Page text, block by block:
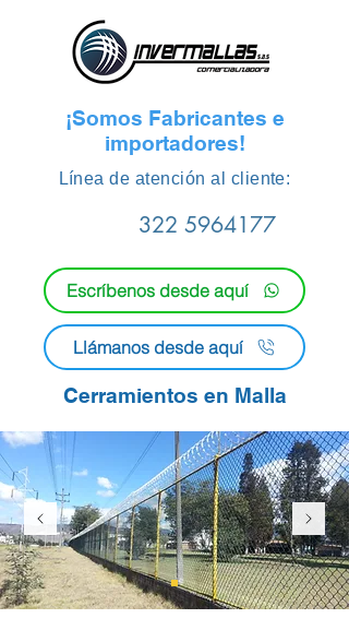
¡Somos Fabricantes e
importadores!
​Línea de atención al cliente:
322 5964177
Escríbenos desde aquí
Llámanos desde aquí
Cerramientos en Malla